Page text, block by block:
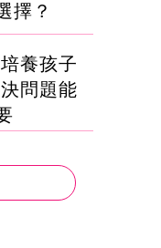
擇？
養孩子
問題能